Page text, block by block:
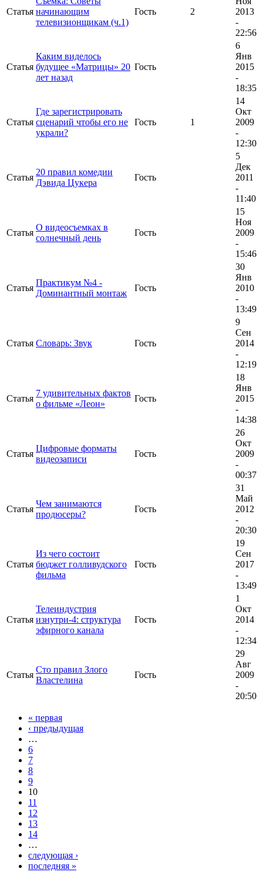
Статья начинающим
телевизионщикам (ч.1)
Гость 2
2013
-
22:56
Статья
Каким виделось
будущее «Матрицы» 20
лет назад
Гость
6
Янв
2015
-
18:35
Статья
Где зарегистрировать
сценарий чтобы его не
украли?
Гость 1
14
Окт
2009
-
12:30
Статья
20 правил комедии
Дэвида Цукера
Гость
5
Дек
2011
-
11:40
Статья
О видеосъемках в
солнечный день
Гость
15
Ноя
2009
-
15:46
Статья
Практикум №4 -
Доминантный монтаж
Гость
30
Янв
2010
-
13:49
Статья Словарь: Звук Гость
9
Сен
2014
-
12:19
Статья
7 удивительных фактов
о фильме «Леон»
Гость
18
Янв
2015
-
14:38
Статья
Цифровые форматы
видеозаписи
Гость
26
Окт
2009
-
00:37
Статья
Чем занимаются
продюсеры?
Гость
31
Май
2012
-
20:30
Статья
Из чего состоит
бюджет голливудского
фильма
Гость
19
Сен
2017
-
13:49
Статья
Телеиндустрия
изнутри-4: структура
эфирного канала
Гость
1
Окт
2014
-
12:34
Статья
Сто правил Злого
Властелина
Гость
29
Авг
2009
-
20:50
« первая
‹ предыдущая
…
6
7
8
9
10
11
12
13
14
…
следующая ›
последняя »